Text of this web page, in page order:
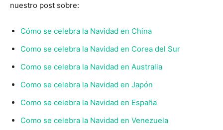
nuestro post sobre:
Cómo se celebra la Navidad en China
Como se celebra la Navidad en Corea del Sur
Como se celebra la Navidad en Australia
Como se celebra la Navidad en Japón
Como se celebra la Navidad en España
Como se celebra la Navidad en Venezuela